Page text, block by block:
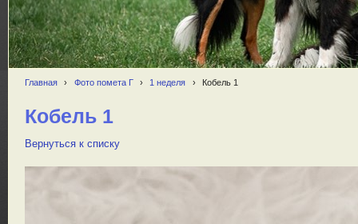
Главная › Фото помета Г › 1 неделя › Кобель 1
Кобель 1
Вернуться к списку